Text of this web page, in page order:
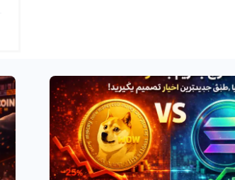
فریم‌های مختلف با استفاده از ابزارهای
مختلف مانند کندل و نمودار خطی،
خرید چینجبروید.